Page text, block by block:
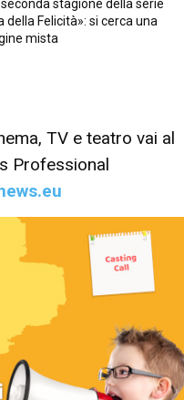
stagione della serie
della Felicità»: si cerca una
mista
TV e teatro vai al
Professional